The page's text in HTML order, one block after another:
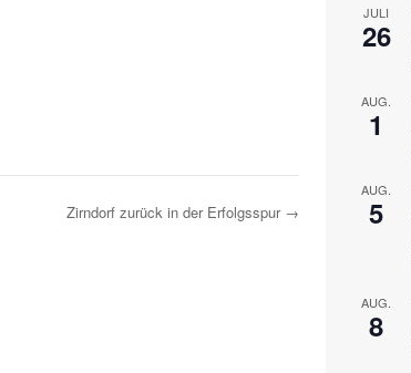
Zirndorf zurück in der Erfolgsspur →
JULI
26
AUG.
1
AUG.
5
AUG.
8